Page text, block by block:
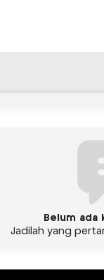
Belum ada
Jadilah yang